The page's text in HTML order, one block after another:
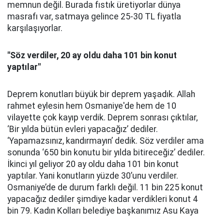
memnun değil. Burada fıstık üretiyorlar dünya
masrafı var, satmaya gelince 25-30 TL fiyatla
karşılaşıyorlar.
"Söz verdiler, 20 ay oldu daha 101 bin konut
yaptılar"
Deprem konutları büyük bir deprem yaşadık. Allah
rahmet eylesin hem Osmaniye'de hem de 10
vilayette çok kayıp verdik. Deprem sonrası çıktılar,
‘Bir yılda bütün evleri yapacağız’ dediler.
‘Yapamazsınız, kandırmayın’ dedik. Söz verdiler ama
sonunda ‘650 bin konutu bir yılda bitireceğiz’ dediler.
İkinci yıl geliyor 20 ay oldu daha 101 bin konut
yaptılar. Yani konutların yüzde 30’unu verdiler.
Osmaniye’de de durum farklı değil. 11 bin 225 konut
yapacağız dediler şimdiye kadar verdikleri konut 4
bin 79. Kadın Kolları belediye başkanımız Asu Kaya